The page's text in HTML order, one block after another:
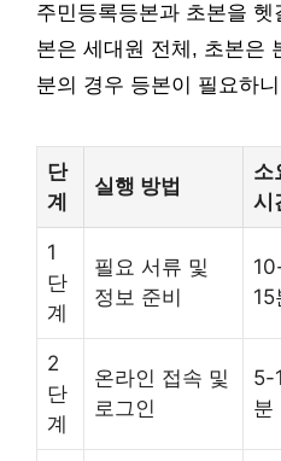
주민등록등본과 초본을
본은 세대원 전체, 초본은
분의 경우 등본이 필요하
단
계
실행 방법
소
시
1
단
계
필요 서류 및
정보 준비
15
2
단
계
온라인 접속 및
로그인
5-
분